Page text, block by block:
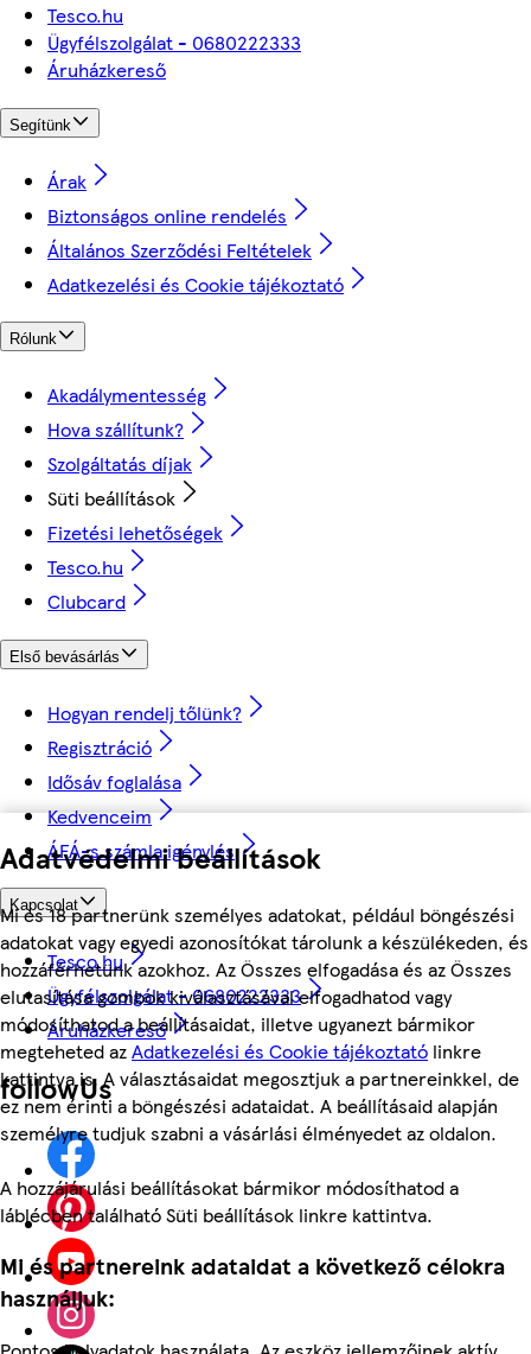
Adatvédelmi beállítások
Mi és 18 partnerünk személyes adatokat, például böngészési
adatokat vagy egyedi azonosítókat tárolunk a készülékeden, és
hozzáférhetünk azokhoz. Az Összes elfogadása és az Összes
elutasítása gombok kiválasztásával elfogadhatod vagy
módosíthatod a beállításaidat, illetve ugyanezt bármikor
megteheted azAdatkezelési és Cookie tájékoztató linkre
kattintva is. A választásaidat megosztjuk a partnereinkkel, de
ez nem érinti a böngészési adataidat. A beállításaid alapján
személyre tudjuk szabni a vásárlási élményedet az oldalon.
A hozzájárulási beállításokat bármikor módosíthatod a
láblécben található Süti beállítások linkre kattintva.
Mi és partnereink adataidat a következő célokra
használjuk:
Tesco.hu
Ügyfélszolgálat - 0680222333
Áruházkereső
Segítünk
Árak
Biztonságos online rendelés
Általános Szerződési Feltételek
Adatkezelési és Cookie tájékoztató
Rólunk
Akadálymentesség
Hova szállítunk?
Szolgáltatás díjak
Süti beállítások
Fizetési lehetőségek
Tesco.hu
Clubcard
Első bevásárlás
Hogyan rendelj tőlünk?
Regisztráció
Idősáv foglalása
Kedvenceim
ÁFÁ-s számla igénylés
Kapcsolat
Tesco.hu
Ügyfélszolgálat - 0680222333
Áruházkereső
followUs